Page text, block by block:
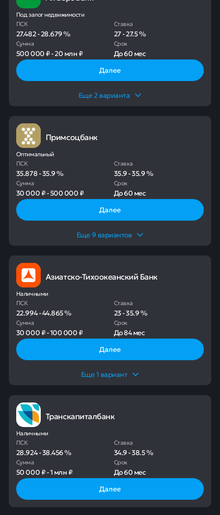
Под залог недвижимости
ПСК
27.482-28.679%
Ставка
27-27.5%
Сумма
500 000 ₽-20 млн ₽
Срок
До60 мес
Далее
Еще2 варианта
Примсоцбанк
Оптимальный
ПСК
35.878-35.9%
Ставка
35.9-35.9%
Сумма
30 000 ₽-500 000 ₽
Срок
До60 мес
Далее
Еще9 вариантов
Азиатско-Тихоокеанский Банк
Наличными
ПСК
22.994-44.865%
Ставка
23-35.9%
Сумма
30 000 ₽-100 000 ₽
Срок
До84 мес
Далее
Еще1 вариант
Транскапиталбанк
Наличными
ПСК
28.924-38.456%
Ставка
34.9-38.5%
Сумма
50 000 ₽-1 млн ₽
Срок
До60 мес
Далее